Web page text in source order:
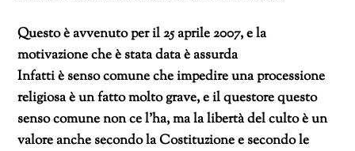
Questo è avvenuto per il 25 aprile 2007, e la
motivazione che è stata data è assurda
Infatti è senso comune che impedire una processione
religiosa è un fatto molto grave, e il questore questo
senso comune non ce l’ha, ma la libertà del culto è un
valore anche secondo la Costituzione e secondo le